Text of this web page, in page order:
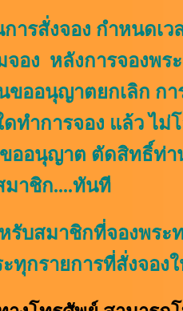
งจอง กำหนดเวล
จอง หลังการจองพร
ออนุญาตยกเลิก กา
ำการจอง แล้ว ไม่โ
ออนุญาต ตัดสิทธิ์ท่า
มาชิก....ทันที
าชิกที่จองพระทา
ทุกรายการที่สั่งจอง